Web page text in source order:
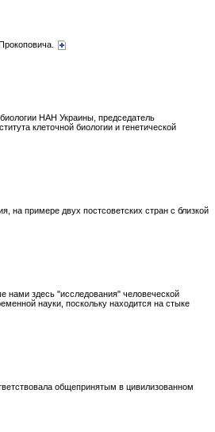
НАН Украины, председатель
клеточной биологии и генетической
на примере двух постсоветских стран с близкой
нами здесь "исследования" человеческой
науки, поскольку находится на стыке
общепринятым в цивилизованном